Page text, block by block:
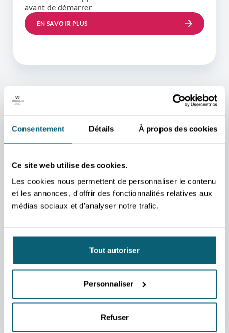
Consentement Détails À propos des cookies
Ce site web utilise des cookies.
Les cookies nous permettent de personnaliser le contenu
et les annonces, d'offrir des fonctionnalités relatives aux
médias sociaux et d'analyser notre trafic.
Tout autoriser
Personnaliser
Refuser
avant de démarrer
EN SAVOIR PLUS
VOS CONTACTS
PRIVILÉGIÉS
Nos conseillers sont à
votre disposition pour
vous accompagner dans
vos projets et répondre à
vos questions.
Geneviève
Wlazel
Conseillère
commerciale